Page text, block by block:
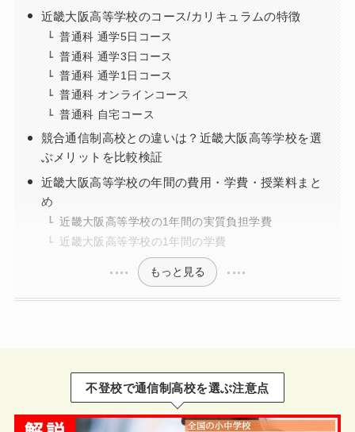
近畿大阪高等学校のコース/カリキュラムの特徴
普通科 通学5日コース
普通科 通学3日コース
普通科 通学1日コース
普通科 オンラインコース
普通科 自宅コース
競合通信制高校との違いは？近畿大阪高等学校を選
ぶメリットを比較検証
近畿大阪高等学校の年間の費用・学費・授業料まと
め
近畿大阪高等学校の1年間の実質負担学費
近畿大阪高等学校の1年間の学費
もっと見る
不登校で通信制高校を選ぶ注意点